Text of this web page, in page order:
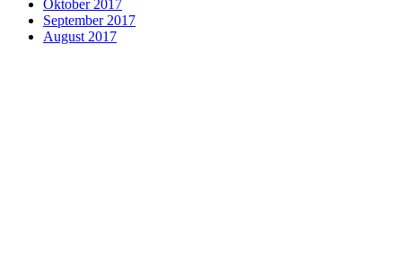
Oktober 2017
September 2017
August 2017